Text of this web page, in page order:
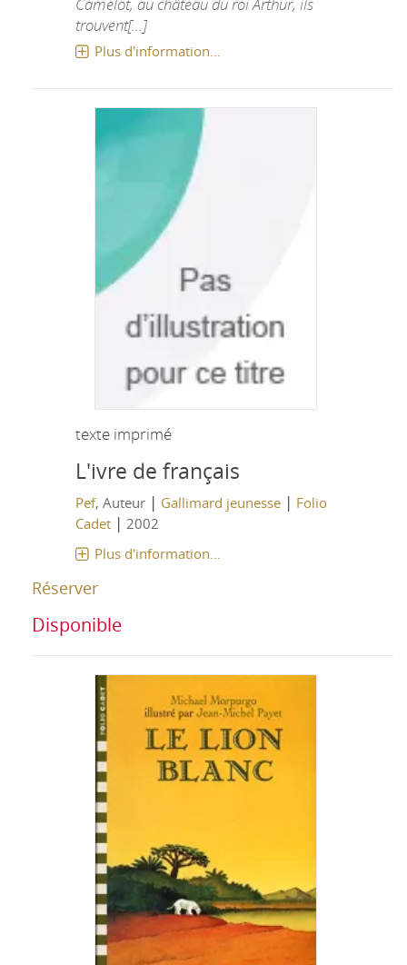
trouvent[...]
Plus d'information...
texte imprimé
L'ivre de français
Pef, Auteur | Gallimard jeunesse| Folio
Cadet| 2002
Plus d'information...
Réserver
Disponible